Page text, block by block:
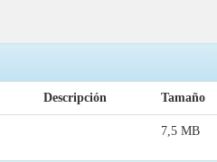
Descripción Tamaño
7,5 MB